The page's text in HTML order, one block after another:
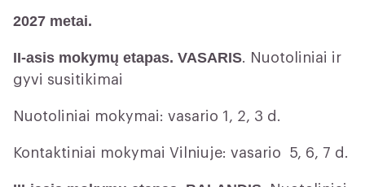
2027 metai.
II-asis mokymų etapas. VASARIS. Nuotoliniai ir
gyvi susitikimai
Nuotoliniai mokymai: vasario 1, 2, 3 d.
Kontaktiniai mokymai Vilniuje: vasario 5, 6, 7 d.